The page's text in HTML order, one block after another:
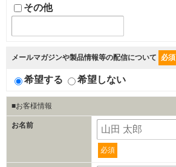
その他
メールマガジンや製品情報等の配信について 必須
希望する 希望しない
■お客様情報
お名前
必須